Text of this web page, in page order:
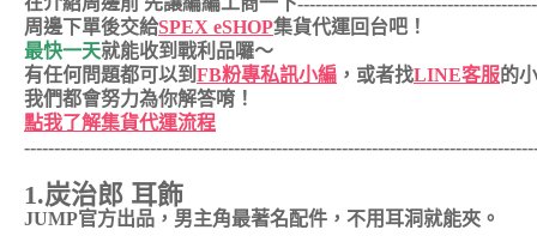
周邊下單後交給SPEX eSHOP集貨代運回台吧！
最快一天就能收到戰利品囉～
有任何問題都可以到 FB粉專私訊小編 ，或者找LINE客服的
我們都會努力為你解答唷！
點我了解集貨代運流程
------------------------------------------------------------------------
1.炭治郎 耳飾
JUMP官方出品，男主角最著名配件，不用耳洞就能夾。